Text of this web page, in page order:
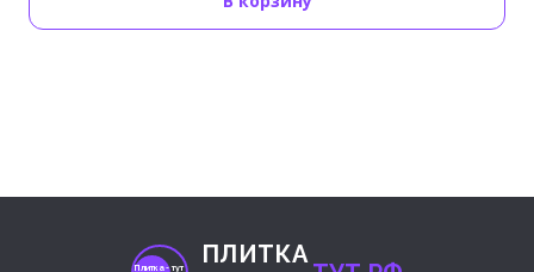
ПЛИТКА
Плитка- тут